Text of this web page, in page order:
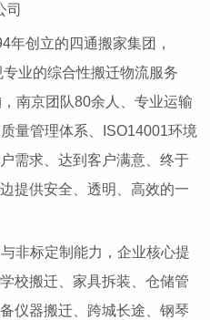
创立的四通搬家集团，
业的综合性搬迁物流服务
南京团队80余人、专业运输
量管理体系、ISO14001环境
需求、达到客户满意、终于
提供安全、透明、高效的一
标定制能力，企业核心提
校搬迁、家具拆装、仓储管
仪器搬迁、跨城长途、钢琴